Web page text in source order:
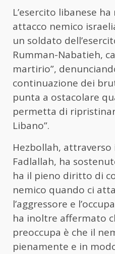
L’esercito libanese
attacco nemico
un soldato
Rumman-Nabatieh,
martirio”,
continuazione dei
punta a ostacolare
permetta di
Libano”.
Hezbollah,
Fadlallah, ha
ha il pieno diritto di
nemico quando ci
l’aggressore e
ha inoltre affermato
preoccupa è che il
pienamente e in